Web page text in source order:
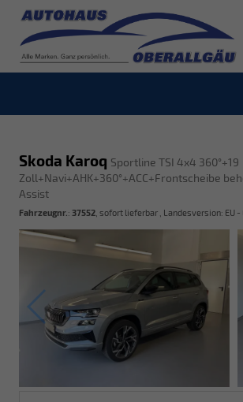
Skoda Karoq Sportline TSI 4x4 360°+19
Zoll+Navi+AHK+360°+ACC+Frontscheibe
Assist
Fahrzeugnr. : 37552 sofort lieferbar , Landesversion: EU -